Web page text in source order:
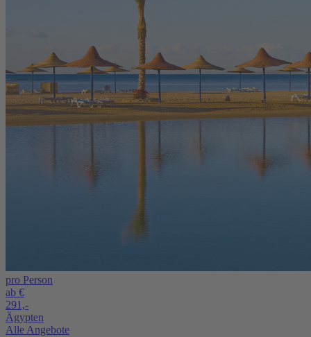
pro Person
ab €
291,-
Ägypten
Alle Angebote